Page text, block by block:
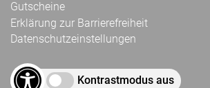
Gutscheine
Erklärung zur Barrierefreiheit
Datenschutzeinstellungen
Kontrastmodus aus